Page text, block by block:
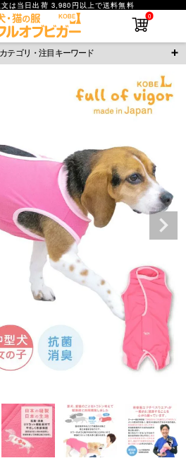
は当日出荷 3,980円以上で送料無料
0
テゴリ・注目キーワード
ラッシュガード
新作アイテム
ご利用ガイド
詳細検索
在庫なし商品
なし商品を表示しない
価格が安い順
価格が高い順
レビュー数順
検索